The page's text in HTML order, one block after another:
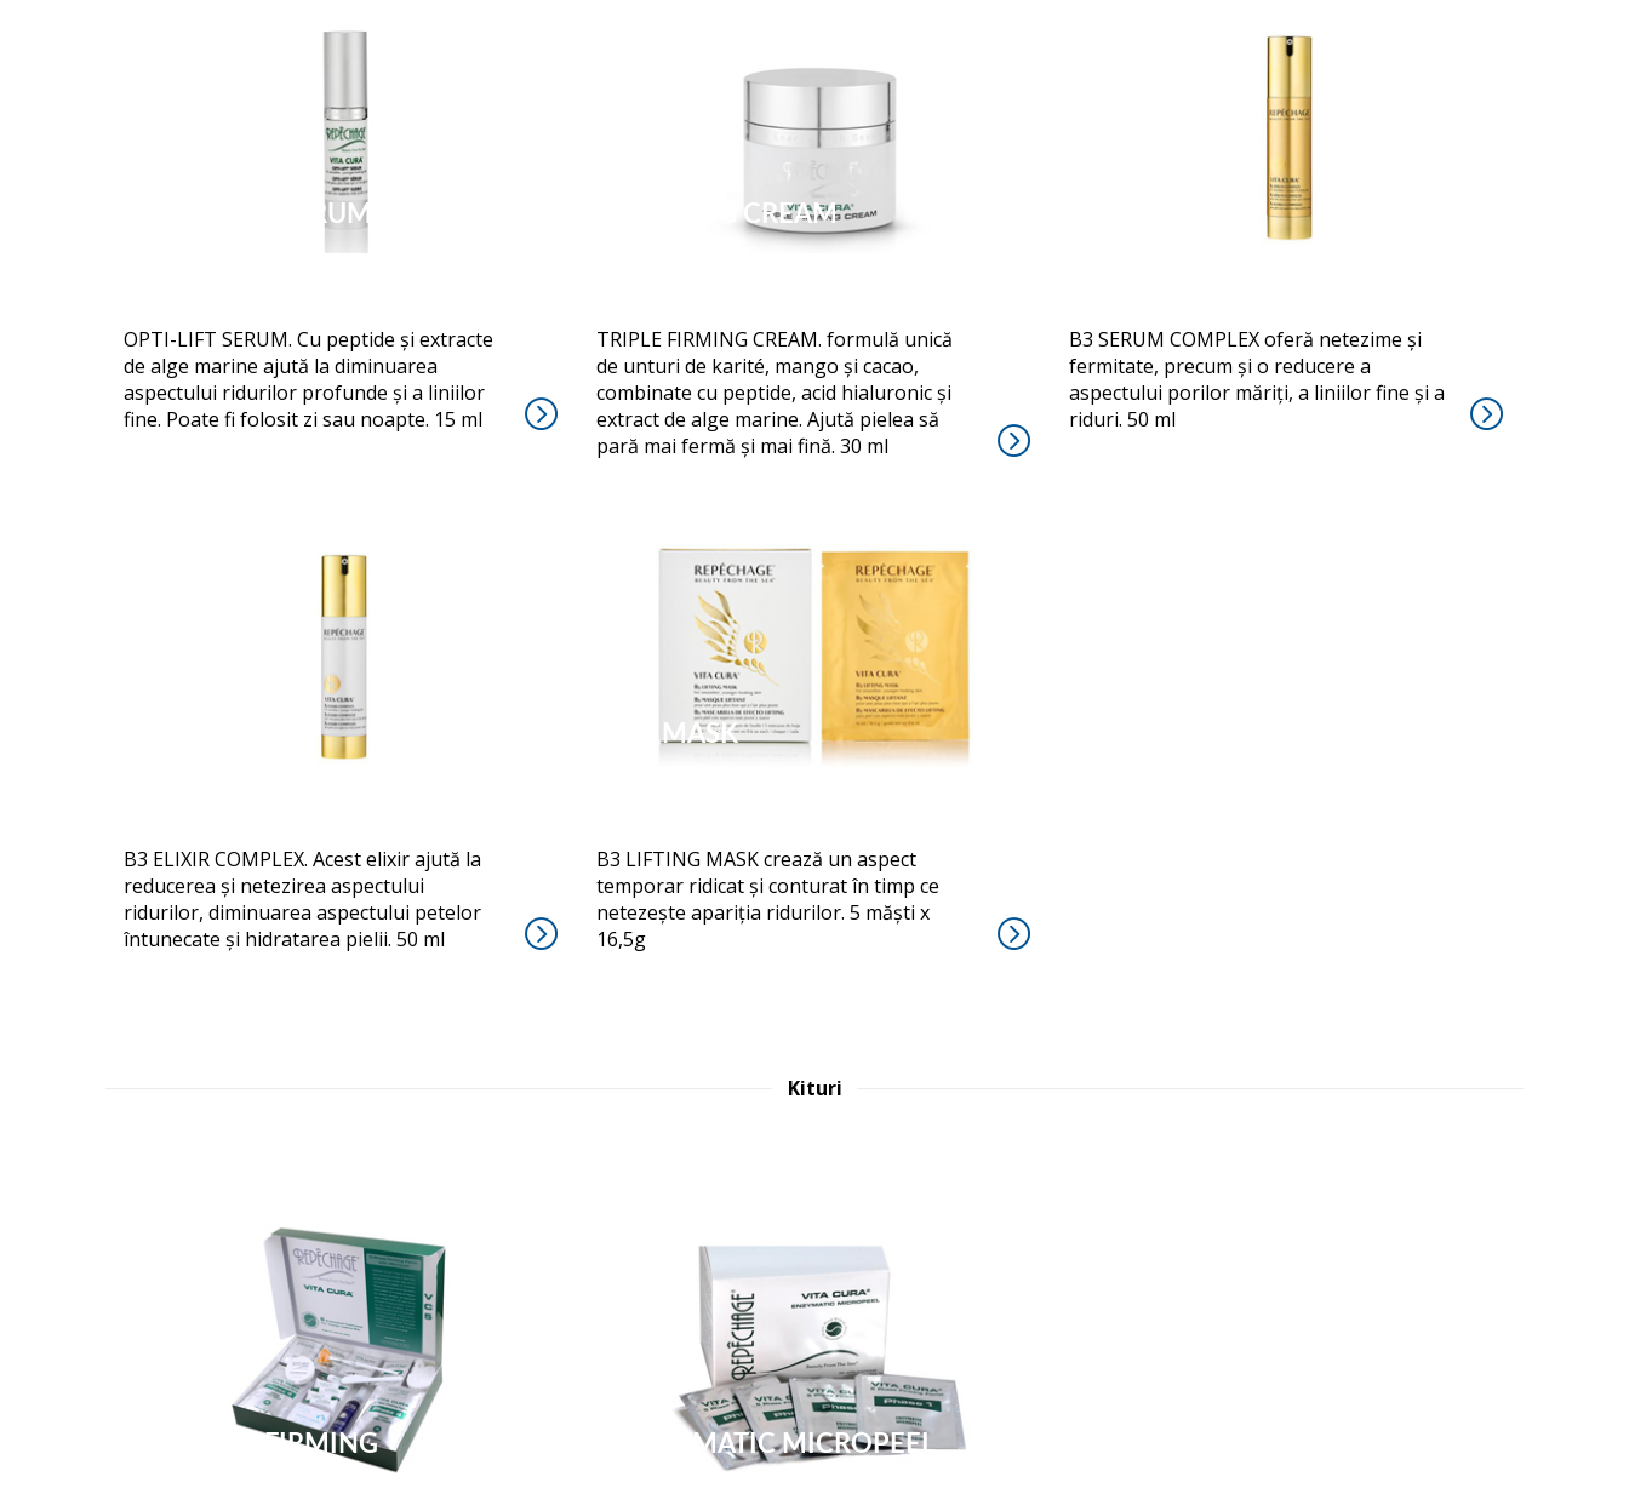
OPTI-LIFT SERUM
OPTI-LIFT SERUM. Cu peptide și extracte
de alge marine ajută la diminuarea
aspectului ridurilor profunde și a liniilor
fine. Poate fi folosit zi sau noapte. 15 ml
FIRMING CREAM
TRIPLE FIRMING CREAM. formulă unică
de unturi de karité, mango și cacao,
combinate cu peptide, acid hialuronic și
extract de alge marine. Ajută pielea să
pară mai fermă și mai fină. 30 ml
B3 SERUM COMPLEX oferă netezime și
fermitate, precum și o reducere a
aspectului porilor măriți, a liniilor fine și a
riduri. 50 ml
B3 ELIXIR COMPLEX. Acest elixir ajută la
reducerea și netezirea aspectului
ridurilor, diminuarea aspectului petelor
întunecate și hidratarea pielii. 50 ml
B3 MASK
B3 LIFTING MASK crează un aspect
temporar ridicat și conturat în timp ce
netezește apariția ridurilor. 5 măști x
16,5g
Kituri
5 PHASE FIRMING ENZYMATIC MICROPEEL